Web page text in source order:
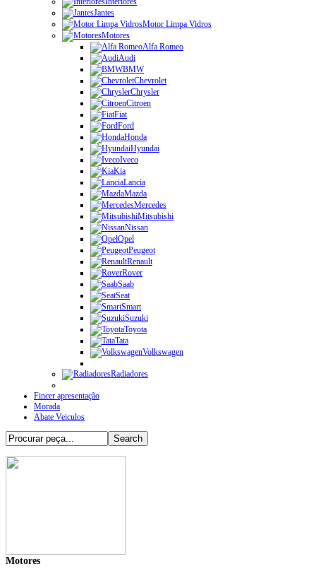
Jantes
Motor Limpa Vidros
Motores
Alfa Romeo
Audi
BMW
Chevrolet
Chrysler
Citroen
Fiat
Ford
Honda
Hyundai
Iveco
Kia
Lancia
Mazda
Mercedes
Mitsubishi
Nissan
Opel
Peugeot
Renault
Rover
Saab
Seat
Smart
Suzuki
Toyota
Tata
Volkswagen
Radiadores
Fincer apresentação
Morada
Abate Veiculos
Motores